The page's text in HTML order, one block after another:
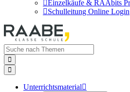
Einzelkäufe & RAAbits
Schulleitung Online Login


Unterrichtsmaterial